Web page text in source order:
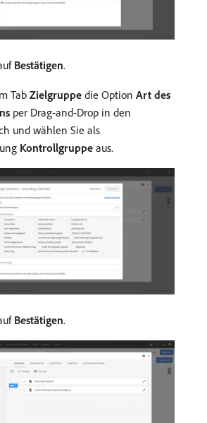
Bestätigen.
Tab Zielgruppe die Option Art des
per Drag-and-Drop in den
und wählen Sie als
Kontrollgruppe aus.
Bestätigen.